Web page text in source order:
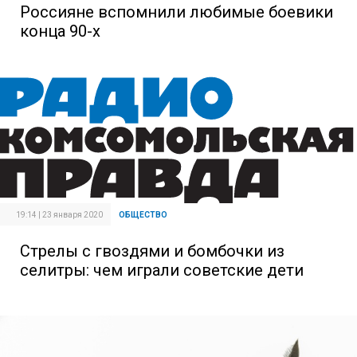
Россияне вспомнили любимые боевики
конца 90-х
19:14 | 23 января 2020 ОБЩЕСТВО
Стрелы с гвоздями и бомбочки из
селитры: чем играли советские дети